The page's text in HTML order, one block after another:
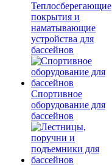
Теплосберегающие
покрытия и
наматывающие
устройства для
бассейнов
Спортивное
оборудование для
бассейнов